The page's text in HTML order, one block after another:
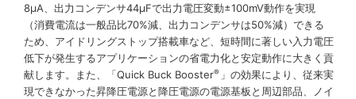
8µA、出力コンデンサ44µFで出力電圧変動±100mV動作を実現
（消費電流は一般品比70%減、出力コンデンサは50%減）できる
ため、アイドリングストップ搭載車など、短時間に著しい入力電圧
低下が発生するアプリケーションの省電力化と安定動作に大きく貢
献します。また、「Quick Buck Booster® 」の効果により、従来実
現できなかった昇降圧電源と降圧電源の電源基板と周辺部品、ノイ